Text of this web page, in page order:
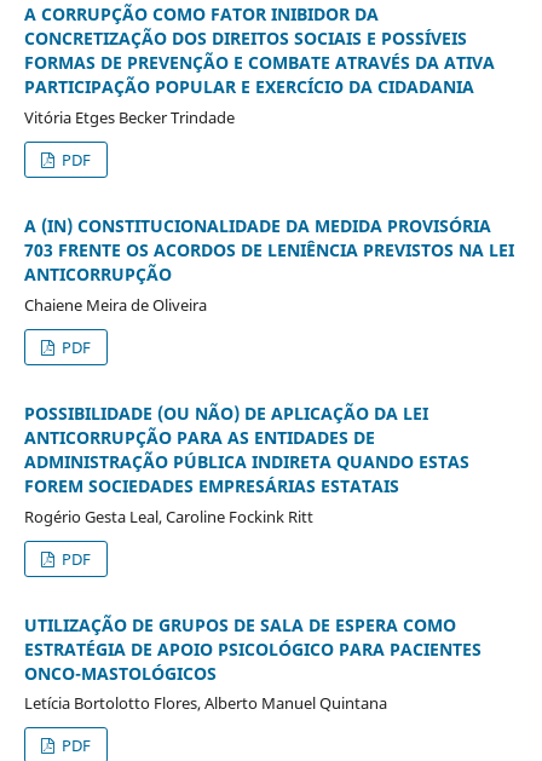
A CORRUPÇÃO COMO FATOR INIBIDOR DA
CONCRETIZAÇÃO DOS DIREITOS SOCIAIS E POSSÍVEIS
FORMAS DE PREVENÇÃO E COMBATE ATRAVÉS DA ATIVA
PARTICIPAÇÃO POPULAR E EXERCÍCIO DA CIDADANIA
Vitória Etges Becker Trindade
PDF
A (IN) CONSTITUCIONALIDADE DA MEDIDA PROVISÓRIA
703 FRENTE OS ACORDOS DE LENIÊNCIA PREVISTOS NA LEI
ANTICORRUPÇÃO
Chaiene Meira de Oliveira
PDF
POSSIBILIDADE (OU NÃO) DE APLICAÇÃO DA LEI
ANTICORRUPÇÃO PARA AS ENTIDADES DE
ADMINISTRAÇÃO PÚBLICA INDIRETA QUANDO ESTAS
FOREM SOCIEDADES EMPRESÁRIAS ESTATAIS
Rogério Gesta Leal, Caroline Fockink Ritt
PDF
UTILIZAÇÃO DE GRUPOS DE SALA DE ESPERA COMO
ESTRATÉGIA DE APOIO PSICOLÓGICO PARA PACIENTES
ONCO-MASTOLÓGICOS
Letícia Bortolotto Flores, Alberto Manuel Quintana
PDF